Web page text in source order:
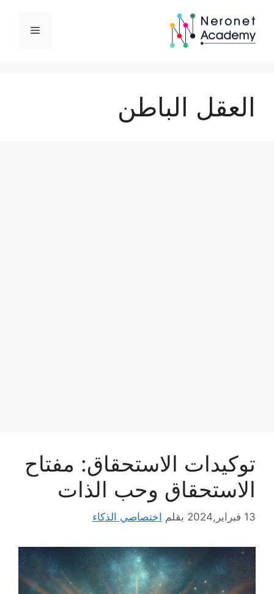
المحتوى
القائمة
العقل الباطن
توكيدات الاستحقاق: مفتاح
الاستحقاق وحب الذات
13 فبراير,2024 بقلم اختصاصي الذكاء